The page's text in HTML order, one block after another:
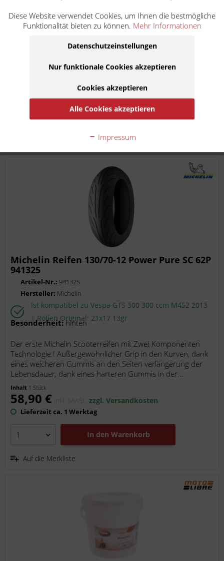
| Rollen Original: 21x17 13gr
KMP italiana ist die Marke von KRÜGER Moto-Parts, welche
für Vespa Roller und Piaggio APE steht. KMP italiana setzt
zzgl. Versandkosten
Artikel ist im Zulauf, erwartet am 18. August 2026
Michelin Reifen 130/70-12 Power Pure SC 62P
941325
Artikel-Nr.: 941325
Hersteller: Michelin
Ist kompatibel zu Vespa GTS 300 300 ccm M452 2013
| Rollen Original: 21x17 13gr
Besonderheit:hinten
Der erste Michelin Scooterreifen mit Zwei-Komponenten
Technologie ! Außergewöhnlicher Grip in den Kurven, dank
eines weicheren Gummis an den Seiten verlängerung der
Lebensdauer, dank eines härteren Gummis in der...
Inhalt 1 Stück
58,90 € inkl. MwSt.zzgl. Versandkosten
Lieferzeit ca. 1 Werktag
In den Warenkorb
Auf die Merkliste
Diese Website verwendet Cookies, um Ihnen die bestmögliche
Funktionalität bieten zu können. Mehr Informationen
Datenschutzeinstellungen
Nur funktionale Cookies akzeptieren
Cookies akzeptieren
Alle Cookies akzeptieren
Impressum